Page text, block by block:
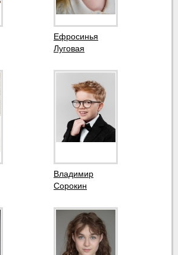
Ефросинья
Луговая
Владимир
Сорокин